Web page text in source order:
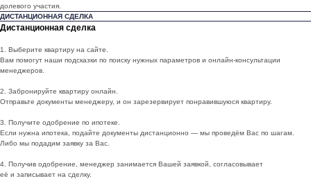
долевого участия.
ДИСТАНЦИОННАЯ СДЕЛКА
Дистанционная сделка
1. Выберите квартиру на сайте.
Вам помогут наши подсказки по поиску нужных параметров и онлайн-консультации
менеджеров.
2. Забронируйте квартиру онлайн.
Отправьте документы менеджеру, и он зарезервирует понравившуюся квартиру.
3. Получите одобрение по ипотеке.
Если нужна ипотека, подайте документы дистанционно — мы проведём Вас по шагам.
Либо мы подадим заявку за Вас.
4. Получив одобрение, менеджер занимается Вашей заявкой, согласовывает
её и записывает на сделку.